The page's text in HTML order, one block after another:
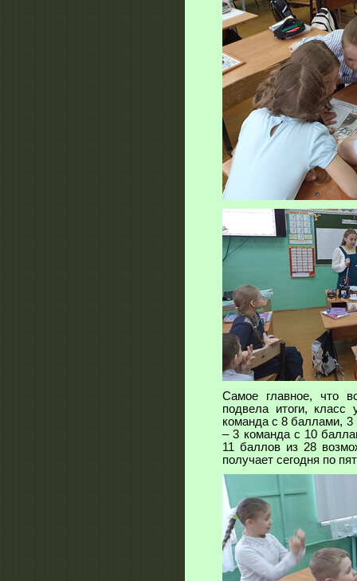
Самое главное, что
подвела итоги, класс
команда с 8 баллами,
– 3 команда с 10
11 баллов из 28
получает сегодня по